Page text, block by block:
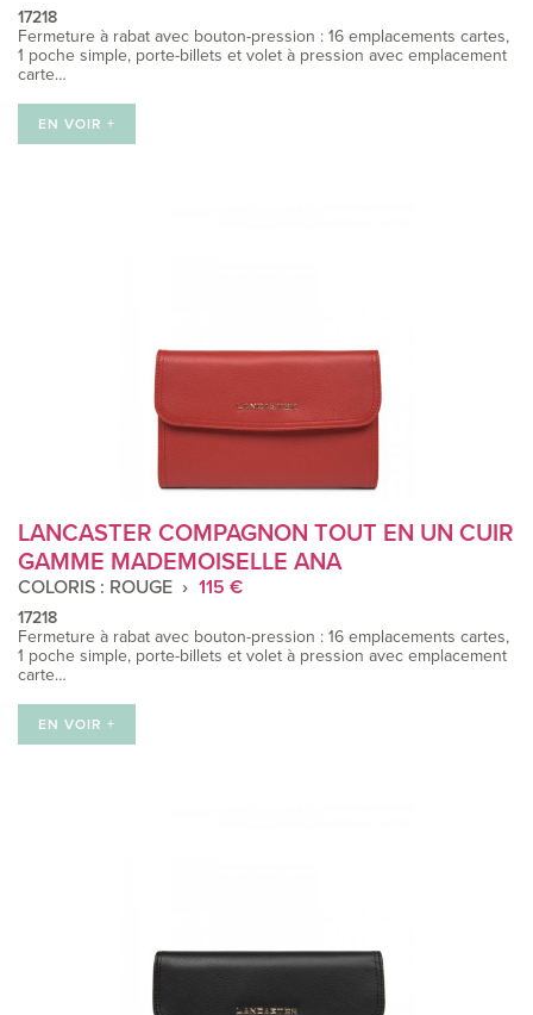
17218
Fermeture à rabat avec bouton-pression : 16 emplacements cartes,
1 poche simple, porte-billets et volet à pression avec emplacement
carte…
EN VOIR +
LANCASTER COMPAGNON TOUT EN UN CUIR
GAMME MADEMOISELLE ANA
COLORIS : ROUGE 115 €
17218
Fermeture à rabat avec bouton-pression : 16 emplacements cartes,
1 poche simple, porte-billets et volet à pression avec emplacement
carte…
EN VOIR +